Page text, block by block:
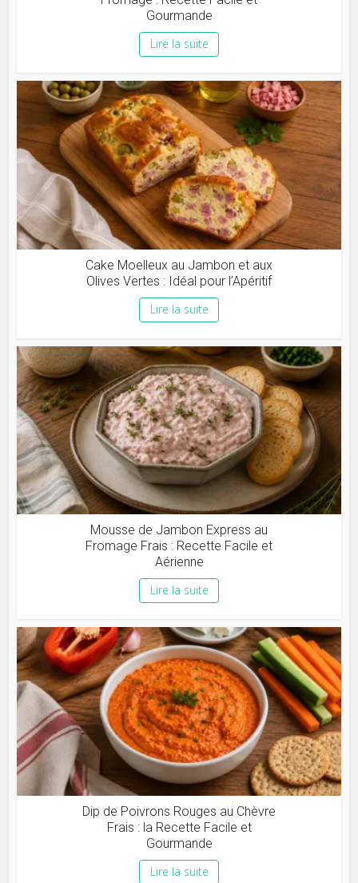
Gourmande
Lire la suite
Cake Moelleux au Jambon et aux
Olives Vertes : Idéal pour l’Apéritif
Lire la suite
Mousse de Jambon Express au
Fromage Frais : Recette Facile et
Aérienne
Lire la suite
Dip de Poivrons Rouges au Chèvre
Frais : la Recette Facile et
Gourmande
Lire la suite